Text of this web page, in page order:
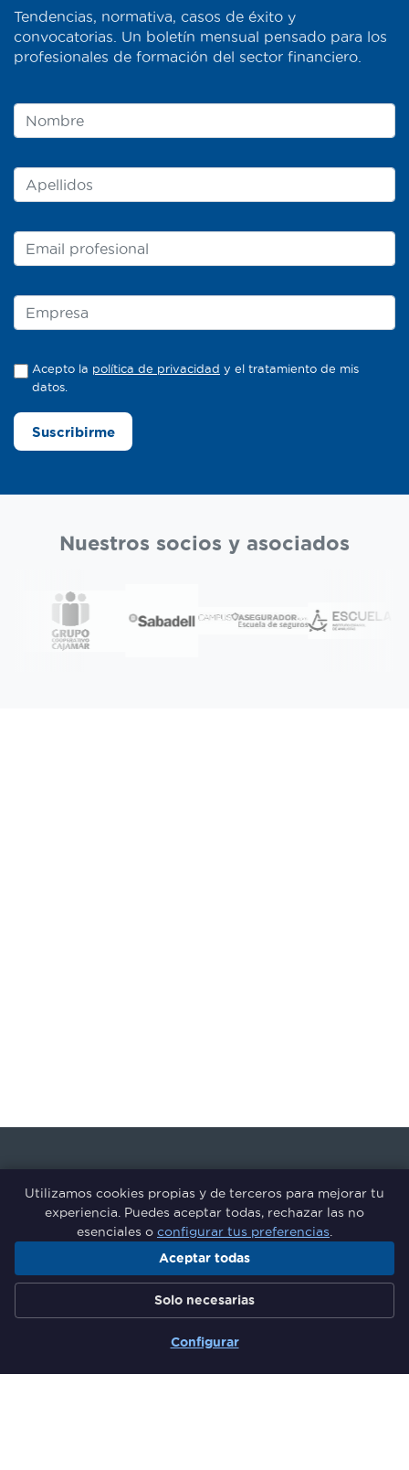
Tendencias, normativa, casos de éxito y
convocatorias. Un boletín mensual pensado para los
profesionales de formación del sector financiero.
Acepto la política de privacidad y el tratamiento de mis
datos.
Suscribirme
Nuestros socios y asociados
Grupo de Responsables de
Formación del Sector Financiero
Secciones
Utilizamos cookies propias y de terceros para mejorar tu
experiencia. Puedes aceptar todas, rechazar las no
esenciales o configurar tus preferencias
Aceptar todas
Solo necesarias
Configurar